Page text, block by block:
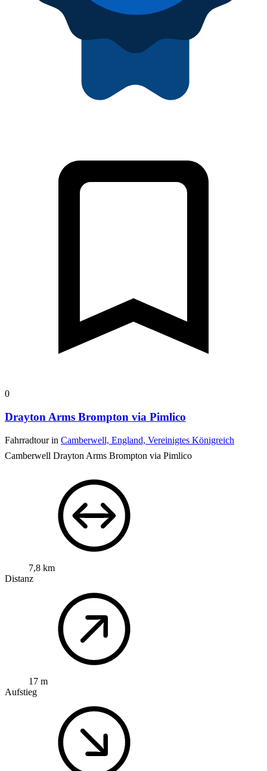
0
Drayton Arms Brompton via Pimlico
Fahrradtour in Camberwell, England, Vereinigtes Königreich
Camberwell Drayton Arms Brompton via Pimlico
7,8 km
Distanz
17 m
Aufstieg